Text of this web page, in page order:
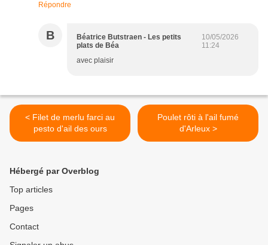
Répondre
B
Béatrice Butstraen - Les petits
plats de Béa
10/05/2026
11:24
avec plaisir
< Filet de merlu farci au
pesto d'ail des ours
Poulet rôti à l'ail fumé
d'Arleux >
Hébergé par Overblog
Top articles
Pages
Contact